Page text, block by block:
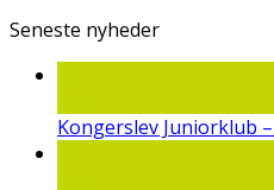
Seneste nyheder
Kongerslev Juniorklub